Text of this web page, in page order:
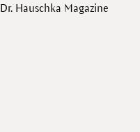
Dr. Hauschka Magazine